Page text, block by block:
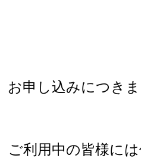
お申し込みにつき
ご利用中の皆様に